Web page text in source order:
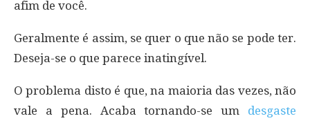
afim de você.
Geralmente é assim, se quer o que não se pode ter.
Deseja-se o que parece inatingível.
O problema disto é que, na maioria das vezes, não
vale a pena. Acaba tornando-se um desgaste